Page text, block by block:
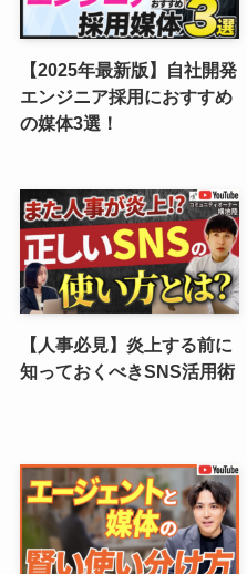
【2025年最新版】自社開発
エンジニア採用におすすめ
の媒体3選！
【人事必見】炎上する前に
知っておくべきSNS活用術